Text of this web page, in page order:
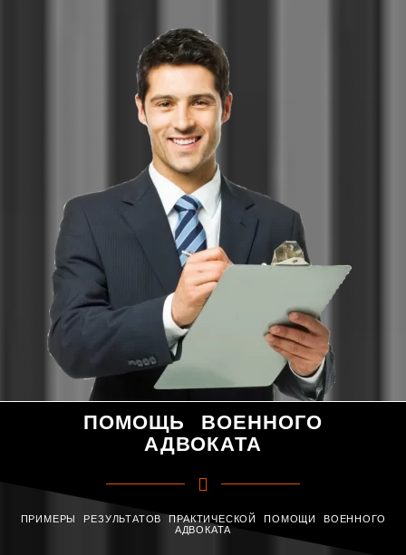
ПОМОЩЬ ВОЕННОГО
АДВОКАТА
ПРИМЕРЫ РЕЗУЛЬТАТОВ ПРАКТИЧЕСКОЙ ПОМОЩИ ВОЕННОГО
АДВОКАТА